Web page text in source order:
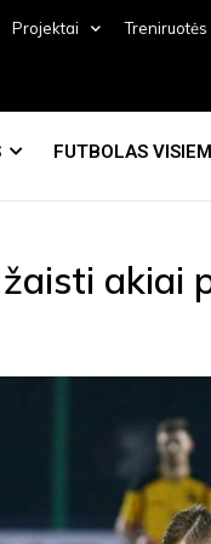
Projektai Treniruotės
FUTBOLAS
žaisti akiai